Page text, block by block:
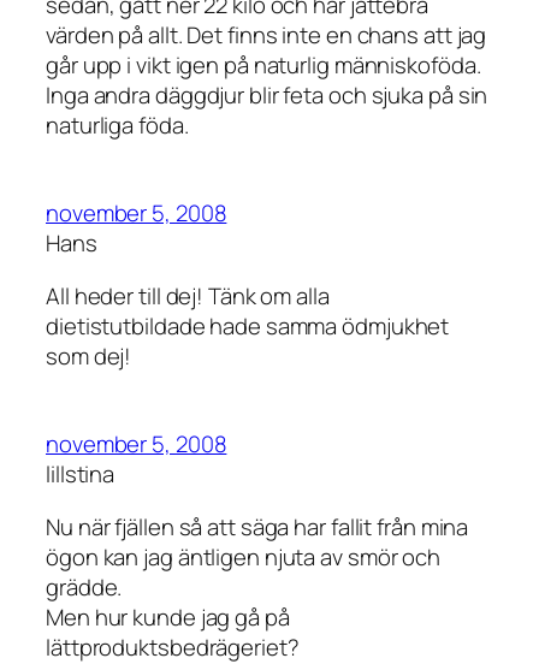
värden på allt. Det finns inte en chans att jag
går upp i vikt igen på naturlig människoföda.
Inga andra däggdjur blir feta och sjuka på sin
naturliga föda.
november 5, 2008
Hans
All heder till dej! Tänk om alla
dietistutbildade hade samma ödmjukhet
som dej!
november 5, 2008
lillstina
Nu när fjällen så att säga har fallit från mina
ögon kan jag äntligen njuta av smör och
grädde.
Men hur kunde jag gå på
lättproduktsbedrägeriet?